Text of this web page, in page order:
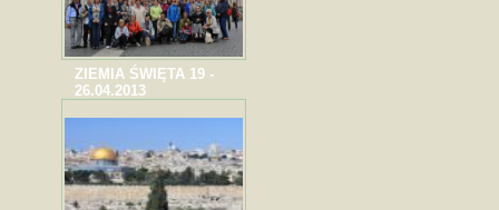
ZIEMIA ŚWIĘTA 19 -
26.04.2013